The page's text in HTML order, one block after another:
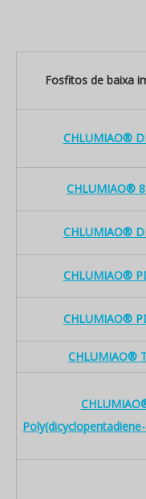
Fosfitos de baixa
CHLUMIAO®
CHLUMIAO®
CHLUMIAO®
CHLUMIAO®
CHLUMIAO®
CHLUMIAO®